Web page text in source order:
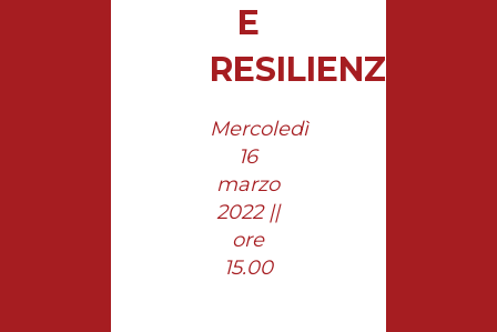
E
RESILIENZA
Mercoledì
16
marzo
2022 ||
ore
15.00